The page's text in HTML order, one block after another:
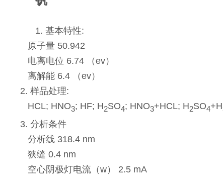
1. 基本特性:
原子量 50.942
电离电位 6.74 （ev）
离解能 6.4 （ev）
2. 样品处理:
HCL; HNO3; HF; H2SO4; HNO3+HCL; H2SO4+H
3. 分析条件
分析线 318.4 nm
狭缝 0.4 nm
空心阴极灯电流（w） 2.5 mA